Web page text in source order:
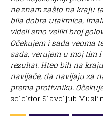
ne znam zašto na kraju
bila dobra utakmica,
videli smo veliki broj
Očekujem i sada veoma
sada, verujem u moj tim
rezultat. Hteo bih na
navijače, da navijaju za
prema protivniku.
selektor Slavoljub